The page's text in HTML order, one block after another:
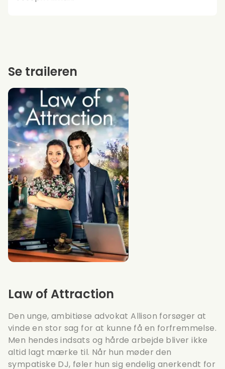
Law of Attraction
Den unge, ambitiøse advokat Allison forsøger at
vinde en stor sag for at kunne få en forfremmelse.
Men hendes indsats og hårde arbejde bliver ikke
altid lagt mærke til. Når hun møder den
sympatiske DJ, føler hun sig endelig anerkendt for
Se traileren